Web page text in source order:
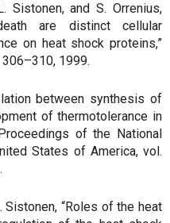
Sistonen, and S. Orrenius,
are distinct cellular
on heat shock proteins,”
306–310, 1999.
between synthesis of
of thermotolerance in
of the National
States of America, vol.
Sistonen, “Roles of the heat